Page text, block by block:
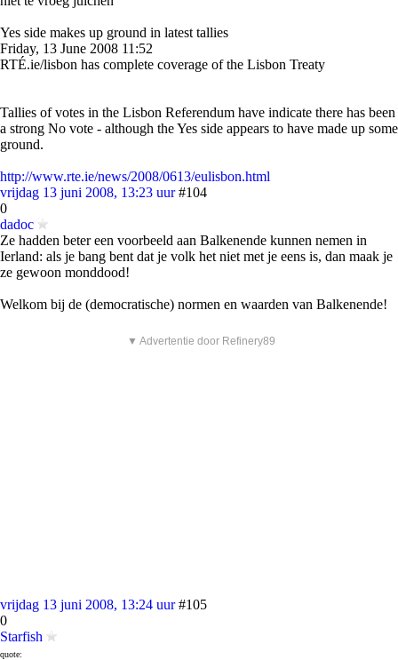
Yes side makes up ground in latest tallies
Friday, 13 June 2008 11:52
RTÉ.ie/lisbon has complete coverage of the Lisbon Treaty
Tallies of votes in the Lisbon Referendum have indicate there has been
a strong No vote - although the Yes side appears to have made up some
ground.
http://www.rte.ie/news/2008/0613/eulisbon.html
vrijdag 13 juni 2008, 13:23 uur #104
0
dadoc
Ze hadden beter een voorbeeld aan Balkenende kunnen nemen in
Ierland: als je bang bent dat je volk het niet met je eens is, dan maak je
ze gewoon monddood!
Welkom bij de (democratische) normen en waarden van Balkenende!
▼ Advertentie door Refinery89
vrijdag 13 juni 2008, 13:24 uur #105
0
Starfish
quote: